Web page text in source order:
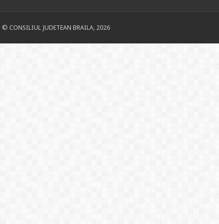
© CONSILIUL JUDETEAN BRAILA, 2026